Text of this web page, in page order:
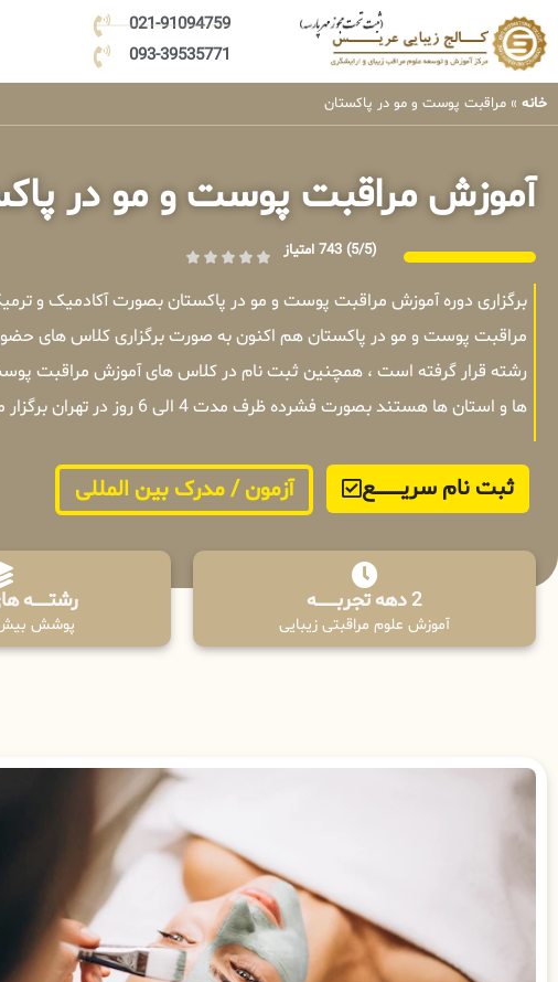
021-91094759
093-39535771
خانه » مراقبت پوست و مو در پاکستان
آموزش مراقبت پوست و مو در
(5/5) 743 امتیاز
برگزاری دوره آموزش مراقبت پوست و مو در پاکستان بصورت آکادمیک و
مراقبت پوست و مو در پاکستان هم اکنون به صورت برگزاری کلاس های
رشته قرار گرفته است ، همچنین ثبت نام در کلاس های آموزش مراقبت
ها و استان ها هستند بصورت فشرده ظرف مدت 4 الی 6 روز در تهران برگزار میشوند .
ثبت نام سریــــــــــــع آزمون / مدرک بین المللی
2 دهه تجربـــــــــه
آموزش علوم مراقبتی زیبایی پوشش بیش از 70